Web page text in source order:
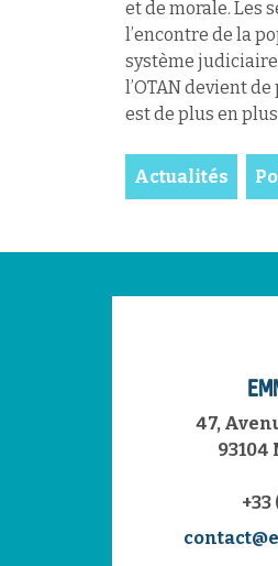
et de morale. Les
l’encontre de la
système judiciaire
l’OTAN devient
est de plus en
Actualités
47,
+33